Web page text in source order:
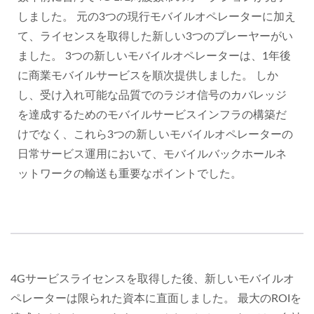
しました。 元の3つの現行モバイルオペレーターに加え
て、ライセンスを取得した新しい3つのプレーヤーがい
ました。 3つの新しいモバイルオペレーターは、1年後
に商業モバイルサービスを順次提供しました。 しか
し、受け入れ可能な品質でのラジオ信号のカバレッジ
を達成するためのモバイルサービスインフラの構築だ
けでなく、これら3つの新しいモバイルオペレーターの
日常サービス運用において、モバイルバックホールネ
ットワークの輸送も重要なポイントでした。
4Gサービスライセンスを取得した後、新しいモバイルオ
ペレーターは限られた資本に直面しました。 最大のROIを